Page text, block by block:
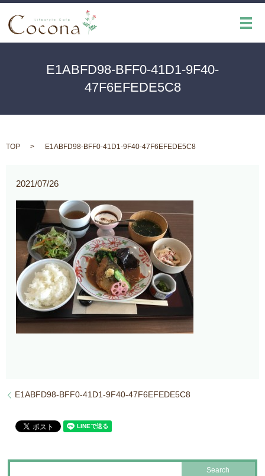
メ
E1ABFD98-BFF0-41D1-9F40-
47F6EFEDE5C8
TOP E1ABFD98-BFF0-41D1-9F40-47F6EFEDE5C8
2021/07/26
E1ABFD98-BFF0-41D1-9F40-47F6EFEDE5C8